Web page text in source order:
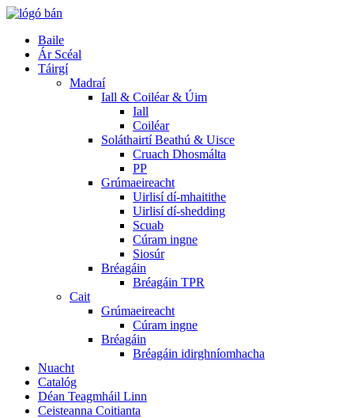
Baile
Ár Scéal
Táirgí
Madraí
Iall & Coiléar & Úim
Iall
Coiléar
Soláthairtí Beathú & Uisce
Cruach Dhosmálta
PP
Grúmaeireacht
Uirlisí dí-mhaitithe
Uirlisí dí-shedding
Scuab
Cúram ingne
Siosúr
Bréagáin
Bréagáin TPR
Cait
Grúmaeireacht
Cúram ingne
Bréagáin
Bréagáin idirghníomhacha
Nuacht
Catalóg
Déan Teagmháil Linn
Ceisteanna Coitianta